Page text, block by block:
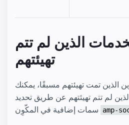
الذين لم تتم
تهيئتهم
الذين تمت تهيئتهم مسبقًا، يمكنك
لم تتم تهيئتهم عن طريق تحديد
amp-